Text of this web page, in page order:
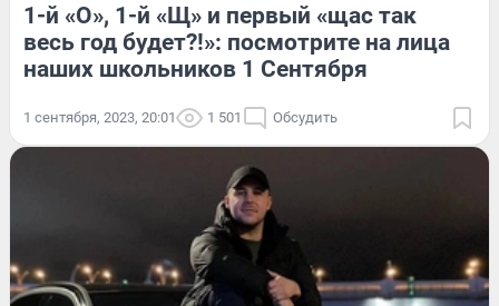
1-й «О», 1-й «Щ» и первый «щас так
весь год будет?!»: посмотрите на лица
наших школьников 1 Сентября
1 сентября, 2023, 20:01 1 501 Обсудить